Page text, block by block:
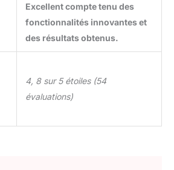
crépu, vous aurez
l'appareil adapté à votre
type de cheveux pour en
Excellent compte tenu des
fonctionnalités innovantes et
des résultats obtenus.
4, 8 sur 5 étoiles (54
évaluations)